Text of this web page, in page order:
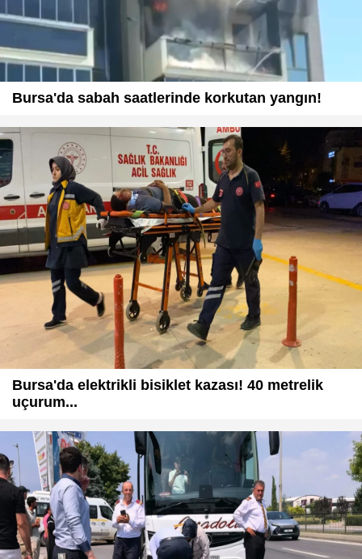
Bursa'da sabah saatlerinde korkutan yangın!
Bursa'da elektrikli bisiklet kazası! 40 metrelik
uçurum...